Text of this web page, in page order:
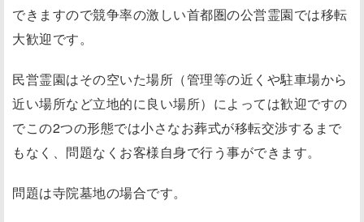
できますので競争率の激しい首都圏の公営霊園では移転
大歓迎です。
民営霊園はその空いた場所（管理等の近くや駐車場から
近い場所など立地的に良い場所）によっては歓迎ですの
でこの2つの形態では小さなお葬式が移転交渉するまで
もなく、問題なくお客様自身で行う事ができます。
問題は寺院墓地の場合です。